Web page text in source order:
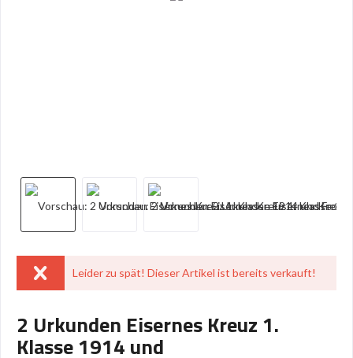
Leider zu spät! Dieser Artikel ist bereits verkauft!
2 Urkunden Eisernes Kreuz 1.
Klasse 1914 und